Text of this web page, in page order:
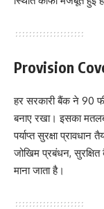
Provision
हर सरकारी बैंक ने 90
बनाए रखा। इसका
पर्याप्त सुरक्षा
जोखिम प्रबंधन,
माना जाता है।